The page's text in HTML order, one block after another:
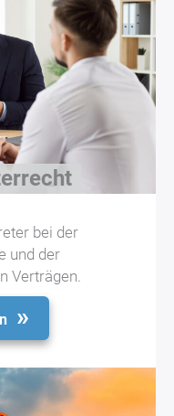
bei der
und der
Verträgen.